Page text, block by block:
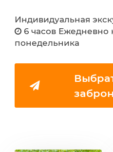
Индивидуальная
6 часов Ежедневно
понедельника